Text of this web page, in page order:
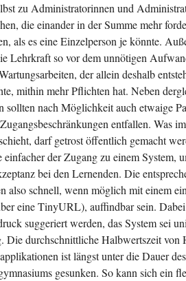
zu Administratorinnen und
die einander in der Summe mehr
als es eine Einzelperson je könnte.
Lehrkraft so vor dem unnötigen
der allein deshalb
mithin mehr Pflichten hat. Neben
sollten nach Möglichkeit auch etwaige
entfallen. Was im
darf getrost öffentlich gemacht
einfacher der Zugang zu einem System,
bei den Lernenden. Die
also schnell, wenn möglich mit einem
eine TinyURL), auffindbar sein.
suggeriert werden, das System sei
Die durchschnittliche Halbwertszeit von
ist längst unter die Dauer
gesunken. So kann sich ein